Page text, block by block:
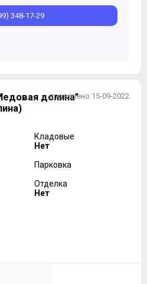
348-17-29
проверено 15-09-2022
долина"
Кладовые
Нет
Парковка
Отделка
Нет